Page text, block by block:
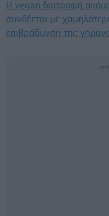
Η vegan διατροφή
συνδέεται με
επιβράδυνση της